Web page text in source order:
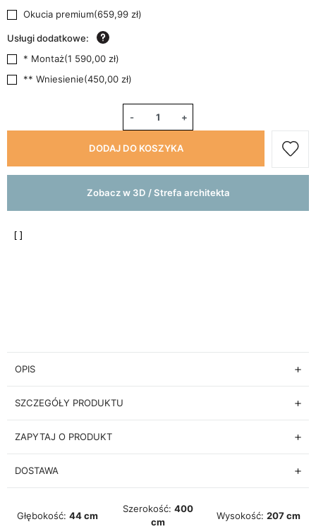
Okucia premium(659,99 zł)
Usługi dodatkowe:
* Montaż(1 590,00 zł)
** Wniesienie(450,00 zł)
- +
DODAJ DO KOSZYKA
Zobacz w 3D / Strefa architekta
OPIS
SZCZEGÓŁY PRODUKTU
ZAPYTAJ O PRODUKT
DOSTAWA
Głębokość: 44 cm
Szerokość: 400
cm
Wysokość:207 cm